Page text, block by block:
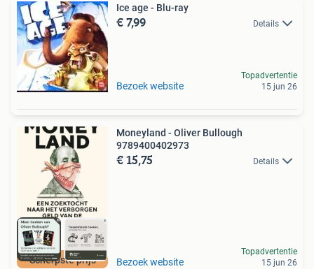
Ice age - Blu-ray
€ 7,99 Details
Bezoek website
Topadvertentie
15 jun 26
Scherpste prijs
Moneyland - Oliver Bullough
9789400402973
€ 15,75 Details
Bezoek website
Topadvertentie
15 jun 26